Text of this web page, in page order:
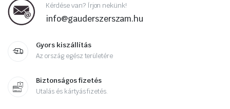
Kérdése van? Írjon nekünk!
info@gauderszerszam.hu
Gyors kiszállítás
Az ország egész területére
Biztonságos fizetés
Utalás és kártyás fizetés.